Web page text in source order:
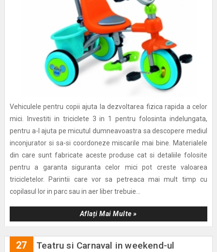
Vehiculele pentru copii ajuta la dezvoltarea fizica rapida a celor
mici. Investiti in triciclete 3 in 1 pentru folosinta indelungata,
pentru a-l ajuta pe micutul dumneavoastra sa descopere mediul
inconjurator si sa-si coordoneze miscarile mai bine. Materialele
din care sunt fabricate aceste produse cat si detaliile folosite
pentru a garanta siguranta celor mici pot creste valoarea
tricicletelor. Parintii care vor sa petreaca mai mult timp cu
copilasul lor in parc sau in aer liber trebuie...
Aflați Mai Multe »
27
Teatru si Carnaval in weekend-ul